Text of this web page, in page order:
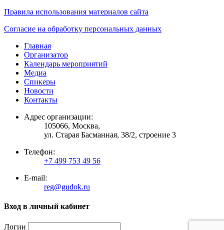
Правила использования материалов сайта
Согласие на обработку персональных данных
Главная
Организатор
Календарь мероприятий
Медиа
Спикеры
Новости
Контакты
Адрес организации:
105066, Москва,
ул. Старая Басманная, 38/2, строение 3
Телефон:
+7 499 753 49 56
E-mail:
reg@gudok.ru
Вход в личный кабинет
Логин